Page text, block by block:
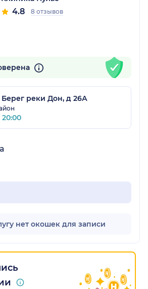
4.8 8 отзывов
реки Дон, д 26А
нет окошек для записи